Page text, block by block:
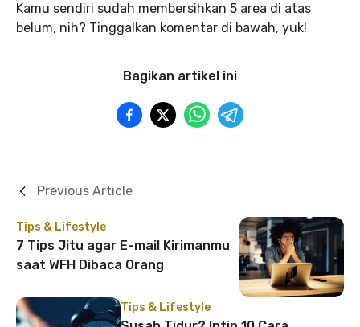
Kamu sendiri sudah membersihkan 5 area di atas
belum, nih? Tinggalkan komentar di bawah, yuk!
Bagikan artikel ini
Tips & Lifestyle
7 Tips Jitu agar E-mail Kirimanmu
saat WFH Dibaca Orang
Previous Article
Tips & Lifestyle